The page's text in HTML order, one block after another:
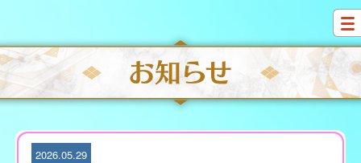
i
p
t
o
c
2026.05.29